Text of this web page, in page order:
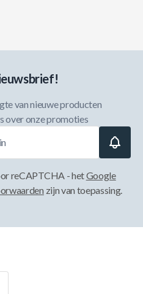
van nieuwe producten
over onze promoties
reCAPTCHA - hetGoogle
zijn van toepassing.